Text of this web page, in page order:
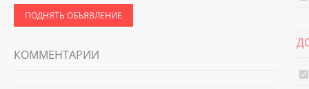
ПОДНЯТЬ ОБЪЯВЛЕНИЕ
КОММЕНТАРИИ